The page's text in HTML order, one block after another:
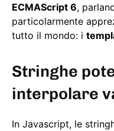
ECMAScript 6,
particolarmente
tutto il mondo: i
Stringhe
interpolare
In Javascript, le